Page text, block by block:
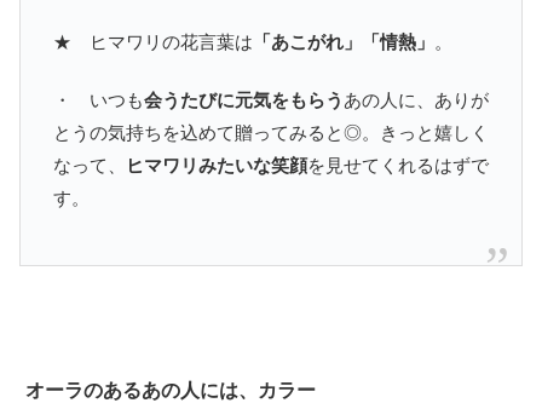
★ ヒマワリの花言葉は 「あこがれ」「情熱」 。
・ いつも会うたびに元気をもらう あの人に、ありが
とうの気持ちを込めて贈ってみると◎。きっと嬉しく
なって、
ヒマワリみたいな笑顔を見せてくれるはずで
す。
オーラのあるあの人には、カラー